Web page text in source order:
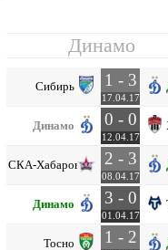
Динамо
Сибирь 1 - 3
17.04.17
Динамо 0 - 0
12.04.17
СКА-Хабаровск 2 - 3
08.04.17
Динамо 3 - 0
01.04.17
Тосно 1 - 2